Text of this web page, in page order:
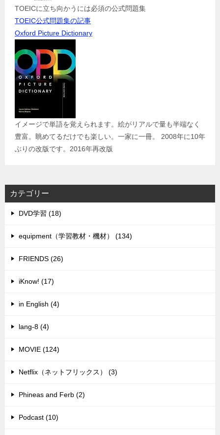
TOEICに立ち向かうには必須の公式問題集
TOEIC公式問題集の記事
Oxford Picture Dictionary
イメージで単語を覚えられます。絵がリアルで量も半端なく
豊富。眺めてるだけでも楽しい。一家に一冊。 2008年に10年
ぶりの改版です。2016年再改版
カテゴリー
DVD学習 (18)
equipment（学習教材・機材） (134)
FRIENDS (26)
iKnow! (17)
in English (4)
lang-8 (4)
MOVIE (124)
Netflix（ネットフリックス） (3)
Phineas and Ferb (2)
Podcast (10)